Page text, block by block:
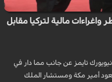
مالية لتركيا مقابل
تايمز عن جانب مما دار في
سعود أمير مكة ومستشار الملك